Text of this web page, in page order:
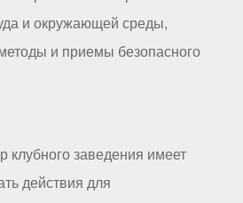
и окружающей среды,
и приемы безопасного
клубного заведения имеет
действия для